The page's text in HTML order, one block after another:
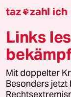
Downloads für
© 2026 taz
Alle Rechte
wenden Sie sich bitte
taz zahl ich
Links
Mit doppelter
Besonders jetzt